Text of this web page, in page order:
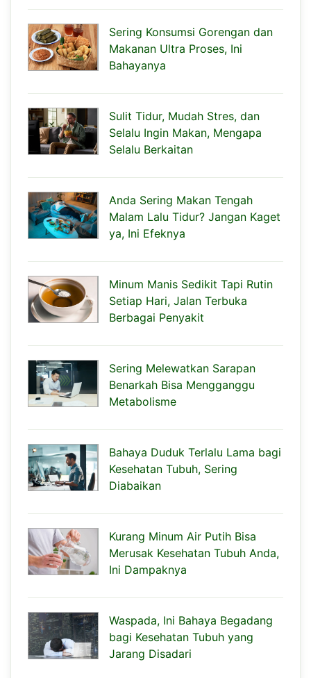
Sering Konsumsi Gorengan dan
Makanan Ultra Proses, Ini
Bahayanya
Sulit Tidur, Mudah Stres, dan
Selalu Ingin Makan, Mengapa
Selalu Berkaitan
Anda Sering Makan Tengah
Malam Lalu Tidur? Jangan Kaget
ya, Ini Efeknya
Minum Manis Sedikit Tapi Rutin
Setiap Hari, Jalan Terbuka
Berbagai Penyakit
Sering Melewatkan Sarapan
Benarkah Bisa Mengganggu
Metabolisme
Bahaya Duduk Terlalu Lama bagi
Kesehatan Tubuh, Sering
Diabaikan
Kurang Minum Air Putih Bisa
Merusak Kesehatan Tubuh Anda,
Ini Dampaknya
Waspada, Ini Bahaya Begadang
bagi Kesehatan Tubuh yang
Jarang Disadari